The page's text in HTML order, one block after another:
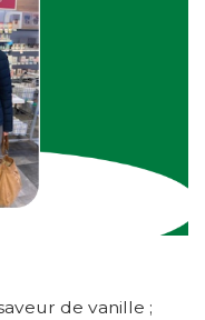
de vanille ;